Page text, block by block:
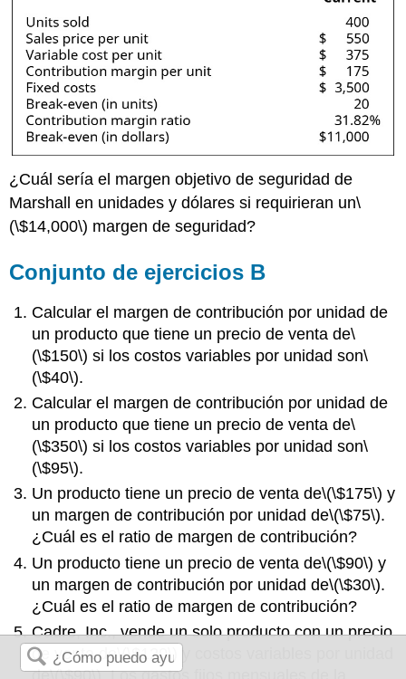
¿Cuál sería el margen objetivo de seguridad de
Marshall en unidades y dólares si requirieran un\
(\$14,000\) margen de seguridad?
Conjunto de ejercicios B
Calcular el margen de contribución por unidad de
un producto que tiene un precio de venta de\
(\$150\) si los costos variables por unidad son\
(\$40\).
Calcular el margen de contribución por unidad de
un producto que tiene un precio de venta de\
(\$350\) si los costos variables por unidad son\
(\$95\).
Un producto tiene un precio de venta de\(\$175\) y
un margen de contribución por unidad de\(\$75\).
¿Cuál es el ratio de margen de contribución?
Un producto tiene un precio de venta de\(\$90\) y
un margen de contribución por unidad de\(\$30\).
¿Cuál es el ratio de margen de contribución?
Cadre, Inc., vende un solo producto con un precio
de venta de\(\$120\)